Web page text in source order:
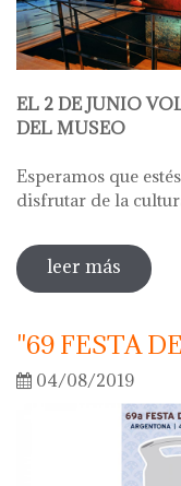
EL 2 DE JUNIO
DEL MUSEO
Esperamos que
disfrutar de la
leer más
"69 FESTA
04/08/2019